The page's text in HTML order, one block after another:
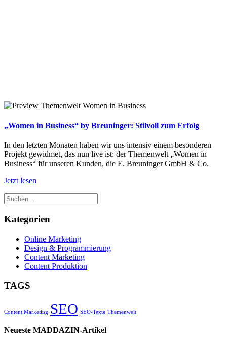
„Women in Business“ by Breuninger: Stilvoll zum Erfolg
In den letzten Monaten haben wir uns intensiv einem besonderen
Projekt gewidmet, das nun live ist: der Themenwelt „Women in
Business“ für unseren Kunden, die E. Breuninger GmbH & Co.
Jetzt lesen
Kategorien
Online Marketing
Design & Programmierung
Content Marketing
Content Produktion
TAGS
Content Marketing SEO SEO-Texte Themenwelt
Neueste MADDAZIN-Artikel